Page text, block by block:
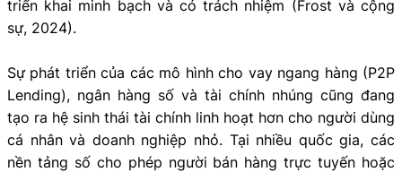
triển khai minh bạch và có trách nhiệm (Frost và cộng
sự, 2024).
Sự phát triển của các mô hình cho vay ngang hàng (P2P
Lending), ngân hàng số và tài chính nhúng cũng đang
tạo ra hệ sinh thái tài chính linh hoạt hơn cho người dùng
cá nhân và doanh nghiệp nhỏ. Tại nhiều quốc gia, các
nền tảng số cho phép người bán hàng trực tuyến hoặc